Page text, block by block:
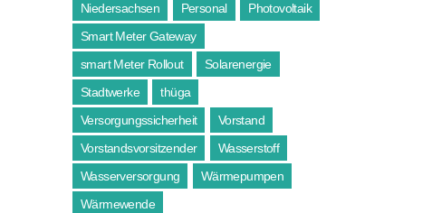
Niedersachsen
Personal
Photovoltaik
Smart Meter Gateway
smart Meter Rollout
Solarenergie
Stadtwerke
thüga
Versorgungssicherheit
Vorstand
Vorstandsvorsitzender
Wasserstoff
Wasserversorgung
Wärmepumpen
Wärmewende